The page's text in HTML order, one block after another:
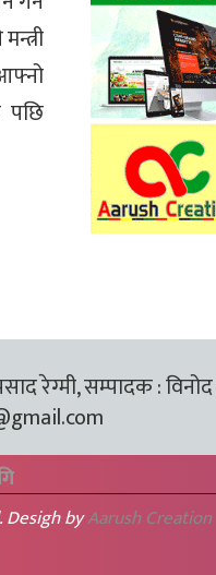
पछि
रेग्मी, सम्पादक :
Desigh byAarush Creation